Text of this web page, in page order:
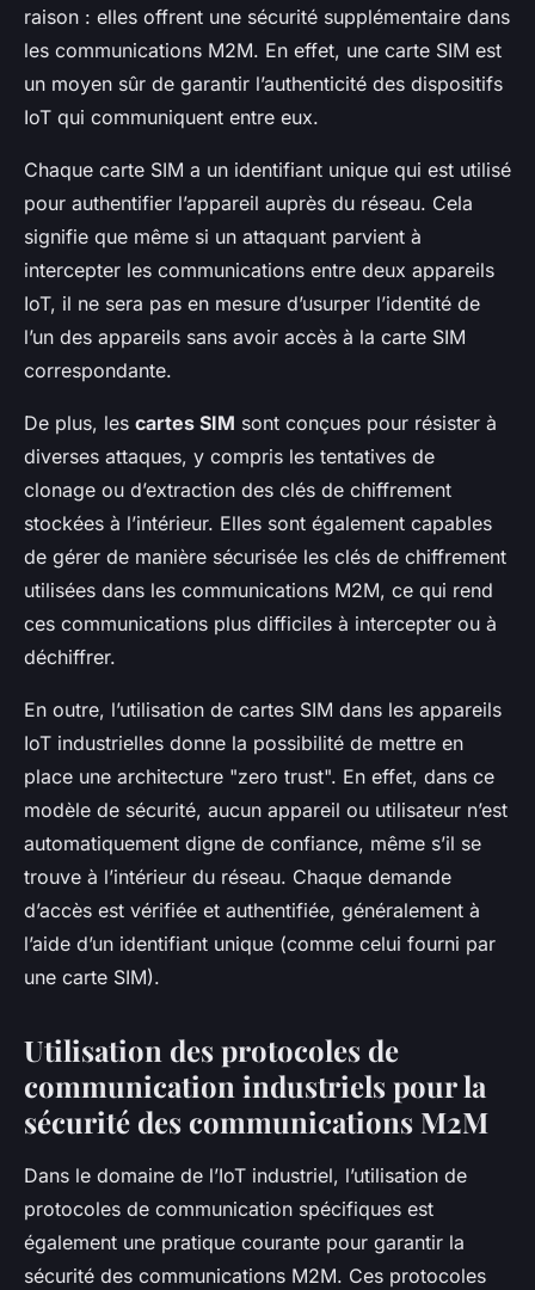
raison : elles offrent une sécurité supplémentaire dans
les communications M2M. En effet, une carte SIM est
un moyen sûr de garantir l’authenticité des dispositifs
IoT qui communiquent entre eux.
Chaque carte SIM a un identifiant unique qui est utilisé
pour authentifier l’appareil auprès du réseau. Cela
signifie que même si un attaquant parvient à
intercepter les communications entre deux appareils
IoT, il ne sera pas en mesure d’usurper l’identité de
l’un des appareils sans avoir accès à la carte SIM
correspondante.
De plus, les cartes SIM sont conçues pour résister à
diverses attaques, y compris les tentatives de
clonage ou d’extraction des clés de chiffrement
stockées à l’intérieur. Elles sont également capables
de gérer de manière sécurisée les clés de chiffrement
utilisées dans les communications M2M, ce qui rend
ces communications plus difficiles à intercepter ou à
déchiffrer.
En outre, l’utilisation de cartes SIM dans les appareils
IoT industrielles donne la possibilité de mettre en
place une architecture "zero trust". En effet, dans ce
modèle de sécurité, aucun appareil ou utilisateur n’est
automatiquement digne de confiance, même s’il se
trouve à l’intérieur du réseau. Chaque demande
d’accès est vérifiée et authentifiée, généralement à
l’aide d’un identifiant unique (comme celui fourni par
une carte SIM).
Utilisation des protocoles de
communication industriels pour la
sécurité des communications M2M
Dans le domaine de l’IoT industriel, l’utilisation de
protocoles de communication spécifiques est
également une pratique courante pour garantir la
sécurité des communications M2M. Ces protocoles